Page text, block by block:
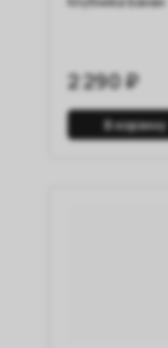
2 290 ₽
В корзину